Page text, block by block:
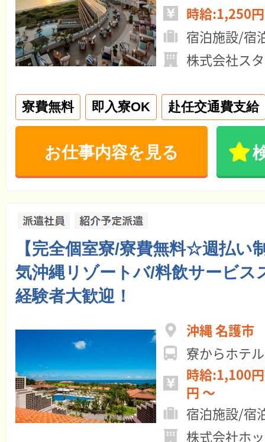
時給:1,250
宿泊施設/宿
株式会社ス
寮費無料 即入寮OK 赴任交通費支給
お仕事内容を見る
【完全個室寮/寮費無料☆週払い
気沖縄リゾートバ/料飲サービ
経験者大歓迎！
沖縄 名護市
寮からホテ
時給:1,100円 ～ 月給
円 ～
宿泊施設/宿
株式会社ホ